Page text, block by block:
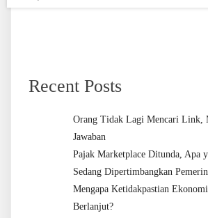
Recent Posts
Orang Tidak Lagi Mencari Link,
Jawaban
Pajak Marketplace Ditunda, Apa
Sedang Dipertimbangkan
Mengapa Ketidakpastian
Berlanjut?